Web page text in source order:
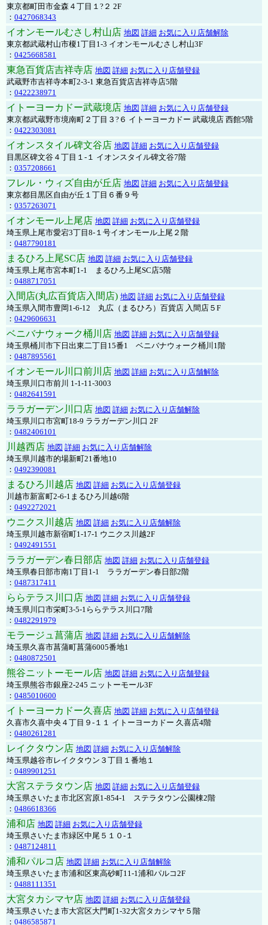
東京都町田市金森４丁目１?２ 2F
： 0427068343
イオンモールむさし村山店 地図 詳細 お気に入り店舗解除
東京都武蔵村山市榎1丁目1-3 イオンモールむさし村山3F
： 0425668581
東急百貨店吉祥寺店 地図 詳細 お気に入り店舗登録
武蔵野市吉祥寺本町2-3-1 東急百貨店吉祥寺店5階
： 0422238971
イトーヨーカドー武蔵境店 地図 詳細 お気に入り店舗登録
東京都武蔵野市境南町２丁目３?６ イトーヨーカドー 武蔵境店 西館5階
： 0422303081
イオンスタイル碑文谷店 地図 詳細 お気に入り店舗登録
目黒区碑文谷４丁目１-１ イオンスタイル碑文谷7階
： 0357208661
フレル・ウィズ自由が丘店 地図 詳細 お気に入り店舗登録
東京都目黒区自由が丘１丁目６番９号
： 0357263071
イオンモール上尾店 地図 詳細 お気に入り店舗登録
埼玉県上尾市愛宕3丁目8-１号イオンモール上尾２階
： 0487790181
まるひろ上尾SC店 地図 詳細 お気に入り店舗登録
埼玉県上尾市宮本町1-1 まるひろ上尾SC店5階
： 0488717051
入間店(丸広百貨店入間店) 地図 詳細 お気に入り店舗登録
埼玉県入間市豊岡1-6-12 丸広（まるひろ）百貨店 入間店５F
： 0429606631
ベニバナウォーク桶川店 地図 詳細 お気に入り店舗登録
埼玉県桶川市下日出東二丁目15番1 ベニバナウォーク桶川1階
： 0487895561
イオンモール川口前川店 地図 詳細 お気に入り店舗解除
埼玉県川口市前川 1-1-11-3003
： 0482641591
ララガーデン川口店 地図 詳細 お気に入り店舗解除
埼玉県川口市宮町18-9 ララガーデン川口 2F
： 0482406101
川越西店 地図 詳細 お気に入り店舗解除
埼玉県川越市的場新町21番地10
： 0492390081
まるひろ川越店 地図 詳細 お気に入り店舗登録
川越市新富町2-6-1まるひろ川越6階
： 0492272021
ウニクス川越店 地図 詳細 お気に入り店舗解除
埼玉県川越市新宿町1-17-1 ウニクス川越2F
： 0492491551
ララガーデン春日部店 地図 詳細 お気に入り店舗登録
埼玉県春日部市南1丁目1-1 ララガーデン春日部2階
： 0487317411
ららテラス川口店 地図 詳細 お気に入り店舗登録
埼玉県川口市栄町3-5-1ららテラス川口7階
： 0482291979
モラージュ菖蒲店 地図 詳細 お気に入り店舗解除
埼玉県久喜市菖蒲町菖蒲6005番地1
： 0480872501
熊谷ニットーモール店 地図 詳細 お気に入り店舗登録
埼玉県熊谷市銀座2-245 ニットーモール3F
： 0485010600
イトーヨーカドー久喜店 地図 詳細 お気に入り店舗登録
久喜市久喜中央４丁目９-１１ イトーヨーカドー 久喜店4階
： 0480261281
レイクタウン店 地図 詳細 お気に入り店舗解除
埼玉県越谷市レイクタウン３丁目１番地１
： 0489901251
大宮ステラタウン店 地図 詳細 お気に入り店舗登録
埼玉県さいたま市北区宮原1-854-1 ステラタウン公園棟2階
： 0486618366
浦和店 地図 詳細 お気に入り店舗登録
埼玉県さいたま市緑区中尾５１０-１
： 0487124811
浦和パルコ店 地図 詳細 お気に入り店舗解除
埼玉県さいたま市浦和区東高砂町11-1浦和パルコ2F
： 0488111351
大宮タカシマヤ店 地図 詳細 お気に入り店舗登録
埼玉県さいたま市大宮区大門町1-32大宮タカシマヤ５階
： 0486585871